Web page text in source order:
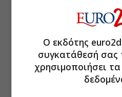
Ο εκδότης
συγκατάθεσή σας
χρησιμοποιήσει